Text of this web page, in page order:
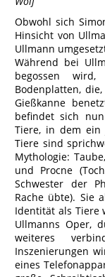
Obwohl sich
Hinsicht von
Ullmann
Während bei
begossen
Bodenplatten,
Gießkanne
befindet sich
Tiere, in dem ein
Tiere sind
Mythologie:
und Procne
Schwester der
Rache übte). Sie
Identität als Tiere
Ullmanns Oper,
weiteres
Inszenierungen
eines